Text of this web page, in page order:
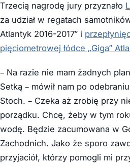
Trzecią nagrodę jury przyznało
za udział w regatach
Atlantyk 2016-2017” i
pięciometrowej łódce „Giga”
– Na razie nie mam żadnych
Setką – mówił nam po
Stoch. – Czeka aż zrobię przy
porządku. Chcę, żeby w tym
wodę. Będzie zacumowana w
Zachodnich. Jako że sporo
przyjaciół, którzy pomogli mi